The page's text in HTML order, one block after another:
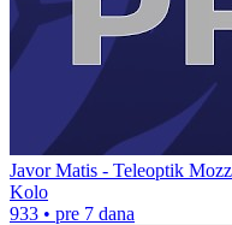
Javor Matis - Teleoptik
Kolo
933 • pre 7 dana